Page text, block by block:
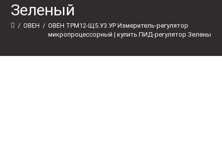
Зеленый
/ ОВЕН / ОВЕН ТРМ12-Щ5.У3.УР Измеритель-регулятор
микропроцессорный | купить ПИД-регулятор Зеленый